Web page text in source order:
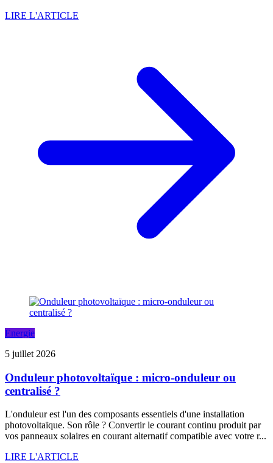
LIRE L'ARTICLE
Energie
5 juillet 2026
Onduleur photovoltaïque : micro-onduleur ou
centralisé ?
L'onduleur est l'un des composants essentiels d'une installation
photovoltaïque. Son rôle ? Convertir le courant continu produit par
vos panneaux solaires en courant alternatif compatible avec votre r...
LIRE L'ARTICLE